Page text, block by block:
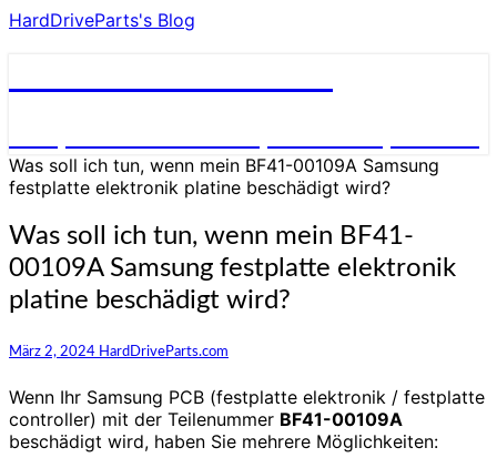
HardDriveParts's Blog
Was soll ich tun, wenn mein BF41-00109A Samsung
festplatte elektronik platine beschädigt wird?
Was soll ich tun, wenn mein BF41-
00109A Samsung festplatte elektronik
platine beschädigt wird?
März 2, 2024 HardDriveParts.com
Wenn Ihr Samsung PCB (festplatte elektronik / festplatte
controller) mit der Teilenummer BF41-00109A
beschädigt wird, haben Sie mehrere Möglichkeiten: